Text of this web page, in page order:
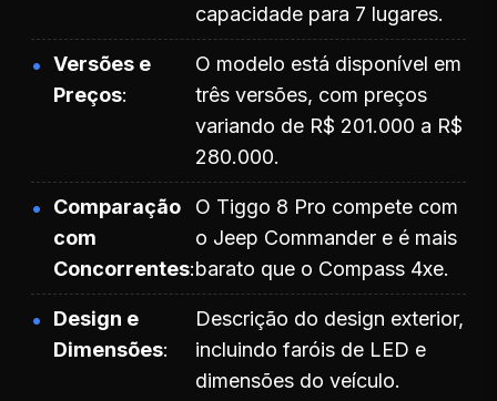
capacidade para 7 lugares.
Versões e
Preços
O modelo está disponível em
três versões, com preços
variando de R$ 201.000 a R$
280.000.
Comparação
com
Concorrentes
O Tiggo 8 Pro compete com
o Jeep Commander e é mais
barato que o Compass 4xe.
Design e
Dimensões
Descrição do design exterior,
incluindo faróis de LED e
dimensões do veículo.